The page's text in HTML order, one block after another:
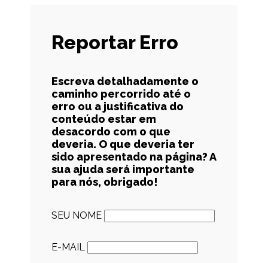
Reportar Erro
Escreva detalhadamente o
caminho percorrido até o
erro ou a justificativa do
conteúdo estar em
desacordo com o que
deveria. O que deveria ter
sido apresentado na página? A
sua ajuda será importante
para nós, obrigado!
SEU NOME
E-MAIL